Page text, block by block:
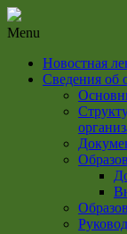
Menu
Новостная
Сведения об